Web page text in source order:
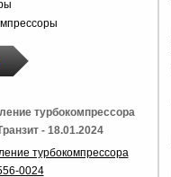
турбокомпрессора
- 18.01.2024
турбокомпрессора
0024